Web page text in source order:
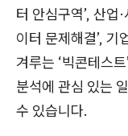
터 안심구역’, 산업
이터 문제해결’,
겨루는 ‘빅콘테스
분석에 관심 있는
수 있습니다.